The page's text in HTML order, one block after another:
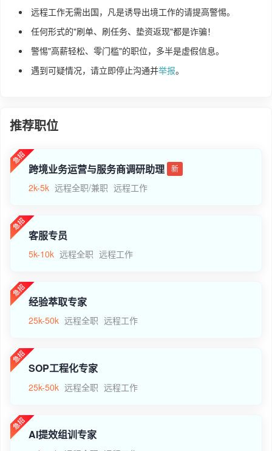
远程工作无需出国，凡是诱导出境工作的请提高警惕。
任何形式的"刷单、刷任务、垫资返现"都是诈骗！
警惕"高薪轻松、零门槛"的职位，多半是虚假信息。
遇到可疑情况，请立即停止沟通并举报。
推荐职位
跨境业务运营与服务商调研助理 新
2k-5k 远程全职/兼职 远程工作
客服专员
5k-10k 远程全职 远程工作
经验萃取专家
25k-50k 远程全职 远程工作
SOP工程化专家
25k-50k 远程全职 远程工作
AI提效组训专家